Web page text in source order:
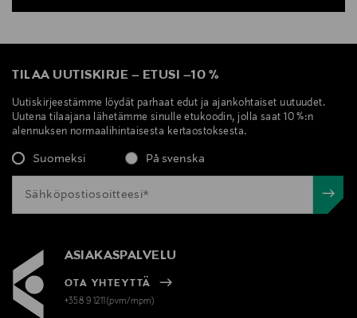
TILAA UUTISKIRJE – ETUSI –10 %
Uutiskirjeestämme löydät parhaat edut ja ajankohtaiset uutuudet.
Uutena tilaajana lähetämme sinulle etukoodin, jolla saat 10 %:n
alennuksen normaalihintaisesta kertaostoksesta.
Suomeksi På svenska
ASIAKASPALVELU
OTA YHTEYTTÄ
+358 9 1211(pvm/mpm)